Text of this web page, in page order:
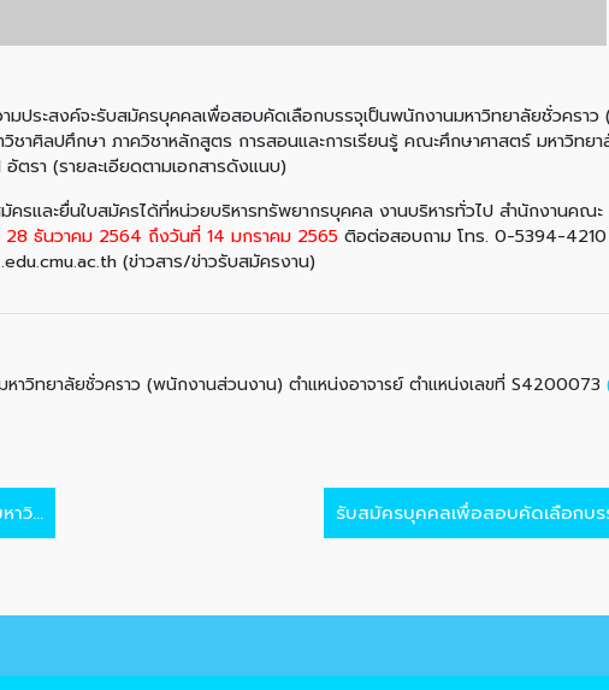
งค์จะรับสมัครบุคคลเพื่อสอบคัดเลือกบรรจุเป็นพนักงานมหาวิทยาลัยชั่วคราว
าศิลปศึกษา ภาควิชาหลักสูตร การสอนและการเรียนรู้ คณะศึกษาศาสตร์ มหาวิทยา
า (รายละเอียดตามเอกสารดังแนบ)
ยื่นใบสมัครได้ที่หน่วยบริหารทรัพยากรบุคคล งานบริหารทั่วไป สำนักงานคณะ
ธันวาคม 2564 ถึงวันที่ 14 มกราคม 2565 ติอต่อสอบถาม โทร. 0-5394-4210
(ข่าวสาร/ข่าวรับสมัครงาน)
าวิทยาลัยชั่วคราว (พนักงานส่วนงาน) ตำแหน่งอาจารย์ ตำแหน่งเลขที่ S4200073
าวิ...
รับสมัครบุคคลเพื่อสอบคัดเลือกบร